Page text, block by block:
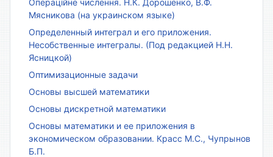
Мясникова (на украинском языке)
Определенный интеграл и его приложения.
Несобственные интегралы. (Под редакцией Н.Н.
Ясницкой)
Оптимизационные задачи
Основы высшей математики
Основы дискретной математики
Основы математики и ее приложения в
экономическом образовании. Красс М.С., Чупрынов
Б.П.